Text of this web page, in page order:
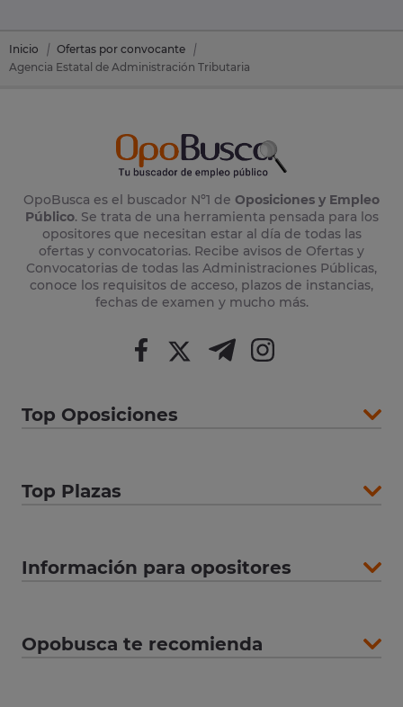
Inicio
Ofertas por convocante
Agencia Estatal de Administración Tributaria
OpoBusca es el buscador Nº1 de Oposiciones y Empleo
Público. Se trata de una herramienta pensada para los
opositores que necesitan estar al día de todas las
ofertas y convocatorias. Recibe avisos de Ofertas y
Convocatorias de todas las Administraciones Públicas,
conoce los requisitos de acceso, plazos de instancias,
fechas de examen y mucho más.
Top Oposiciones
Top Plazas
Información para opositores
Opobusca te recomienda